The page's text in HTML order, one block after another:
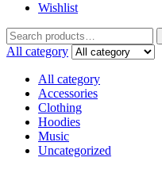
Wishlist
All category
All category
Accessories
Clothing
Hoodies
Music
Uncategorized